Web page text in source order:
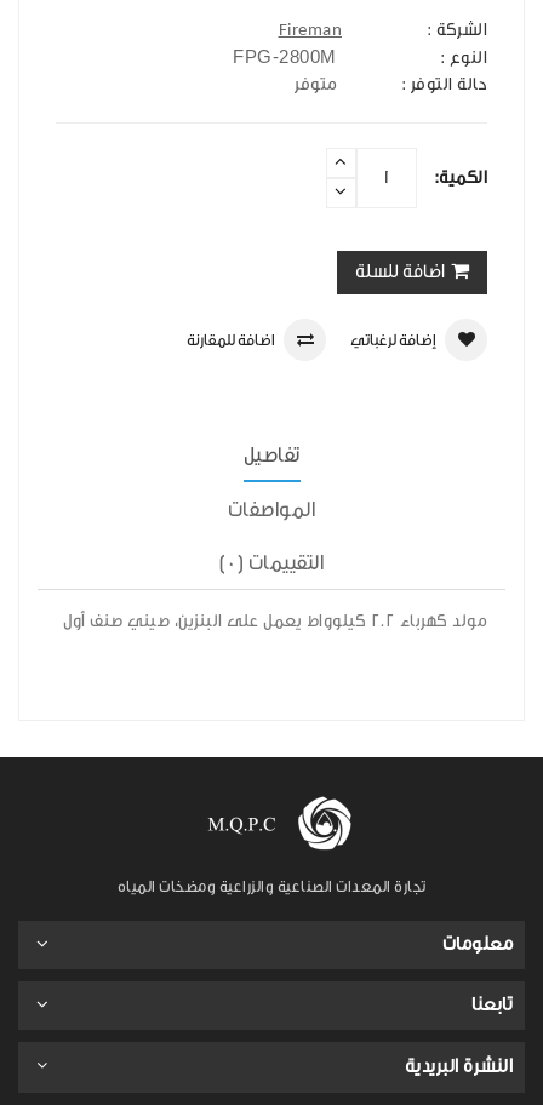
الشركة :
Fireman
النوع :
حالة التوفر : متوفر
الكمية:
اضافة للسلة
إضافة لرغباتي اضافة للمقارنة
تفاصيل
المواصفات
التقييمات (0)
مولد كهرباء 2.2 كيلوواط يعمل على البنزين، صيني صنف أول
تجارة المعدات الصناعية والزراعية ومضخات المياه
معلومات
تابعنا
النشرة البريدية